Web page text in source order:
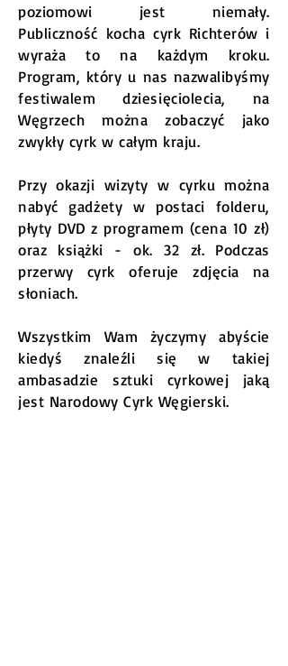
poziomowi jest niemały.
Publiczność kocha cyrk Richterów i
wyraża to na każdym kroku.
Program, który u nas nazwalibyśmy
festiwalem dziesięciolecia, na
Węgrzech można zobaczyć jako
zwykły cyrk w całym kraju.
Przy okazji wizyty w cyrku można
nabyć gadżety w postaci folderu,
płyty DVD z programem (cena 10 zł)
oraz książki - ok. 32 zł. Podczas
przerwy cyrk oferuje zdjęcia na
słoniach.
Wszystkim Wam życzymy abyście
kiedyś znaleźli się w takiej
ambasadzie sztuki cyrkowej jaką
jest Narodowy Cyrk Węgierski.